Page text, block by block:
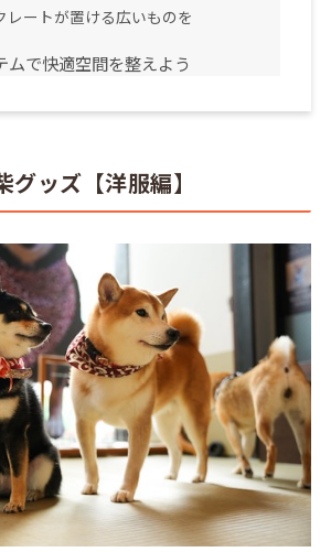
レートが置ける広いものを
ムで快適空間を整えよう
ッズ【洋服編】